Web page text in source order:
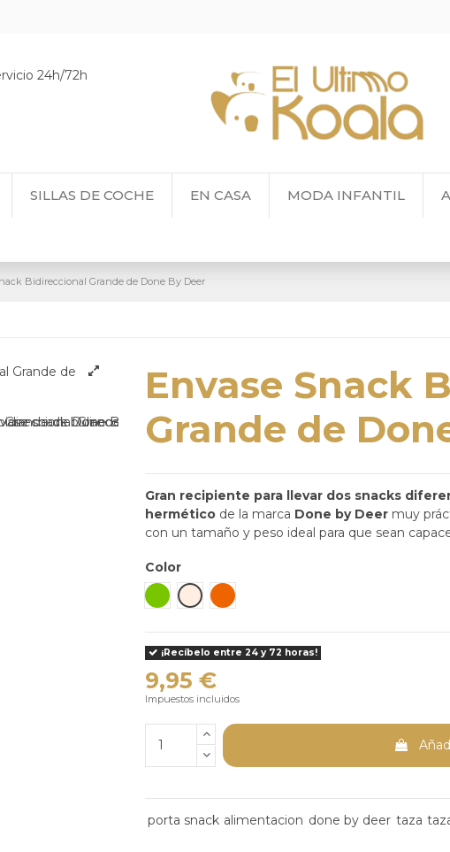
24h/72h
SILLAS DE COCHE EN CASA MODA INFANTIL
Bidireccional Grande de Done By Deer
Envase Snack
Grande de
Gran recipiente para llevar dos snacks
hermético de la marca Done by Deer muy
con un tamaño y peso ideal para que sean
Color
Verde
Arena Papaya
¡Recíbelo entre 24 y 72 horas!
9,95 €
Impuestos incluidos
porta snack alimentacion done by deer taza